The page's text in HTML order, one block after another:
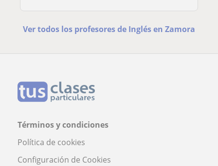
Ver todos los profesores de Inglés en Zamora
Términos y condiciones
Política de cookies
Configuración de Cookies